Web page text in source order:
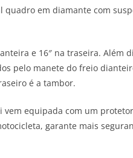
quadro em diamante com
e 16″ na traseira. Além
pelo manete do freio
é a tambor.
vem equipada com um
garante mais